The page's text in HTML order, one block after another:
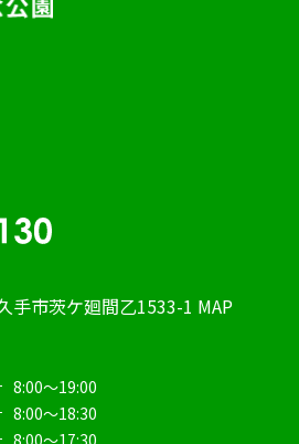
手市茨ケ廻間乙1533-1 MAP
8:00～19:00
8:00～18:30